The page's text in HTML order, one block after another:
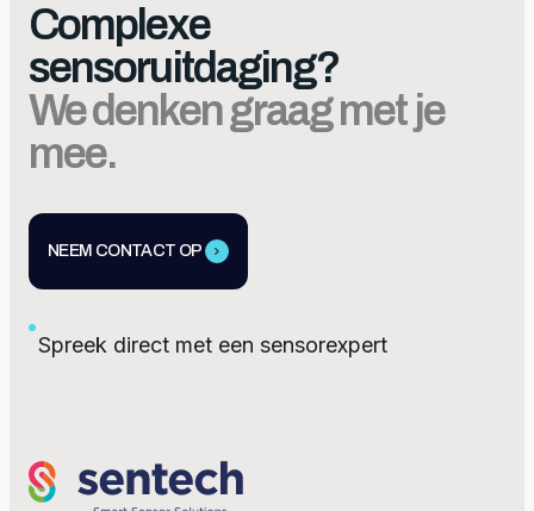
Complexe
sensoruitdaging?
We denken graag met je
mee.
NEEM CONTACT OP
Spreek direct met een sensorexpert